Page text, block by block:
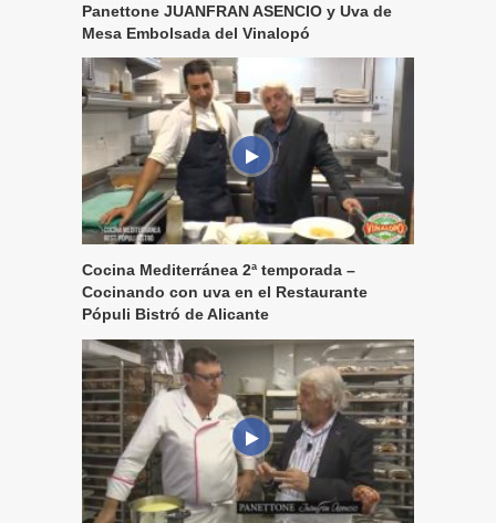
Panettone JUANFRAN ASENCIO y Uva de
Mesa Embolsada del Vinalopó
Cocina Mediterránea 2ª temporada –
Cocinando con uva en el Restaurante
Pópuli Bistró de Alicante